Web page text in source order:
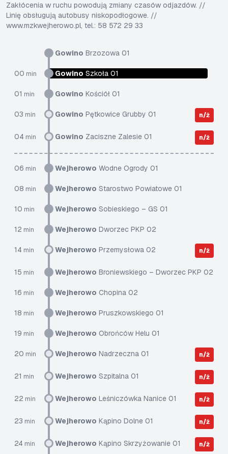
Gowino Brzozowa 01
00 min Gowino Szkoła 01
01 min Gowino Kościół 01
03 min Gowino Pętkowice Grubby 01 n/ż
04 min Gowino Zaciszne Zalesie 01 n/ż
06 min Wejherowo Wodne Ogrody 01
08 min Wejherowo Starostwo Powiatowe 01
10 min Wejherowo Sobieskiego – GS 01
12 min Wejherowo Dworzec PKP 02
14 min Wejherowo Przemysłowa 02 n/ż
15 min Wejherowo Broniewskiego – Dworzec PKP 02
16 min Wejherowo Chopina 02
18 min Wejherowo Pruszkowskiego 01
19 min Wejherowo Obrońców Helu 01
20 min Wejherowo Nadrzeczna 01 n/ż
21 min Wejherowo Szpitalna 01 n/ż
22 min Wejherowo Leśniczówka Nanice 01 n/ż
23 min Wejherowo Kąpino Dolne 01 n/ż
24 min Wejherowo Kąpino Skrzyżowanie 01 n/ż
Zakłócenia w ruchu powodują zmiany czasów odjazdów. //
Linię obsługują autobusy niskopodłogowe. //
www.mzkwejherowo.pl, tel.: 58 572 29 33